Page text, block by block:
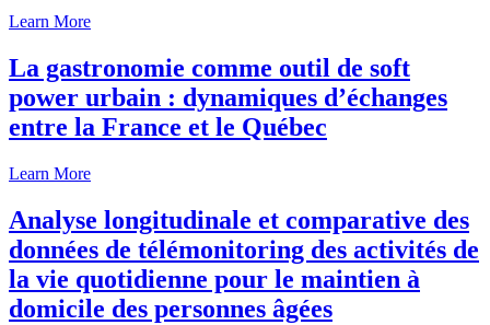
Learn More
La gastronomie comme outil de soft
power urbain : dynamiques d’échanges
entre la France et le Québec
Learn More
Analyse longitudinale et comparative des
données de télémonitoring des activités de
la vie quotidienne pour le maintien à
domicile des personnes âgées